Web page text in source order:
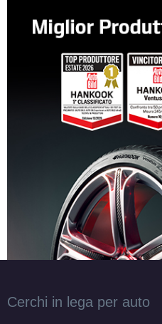
Cerchi in lega per auto